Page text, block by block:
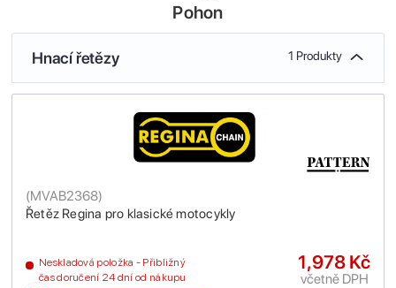
Pohon
Hnací řetězy 1 Produkty
Řetěz Regina pro klasické motocykly
(MVAB2368)
Neskladová položka - Přibližný
čas doručení 24 dní od nákupu
1,978 Kč
včetně DPH